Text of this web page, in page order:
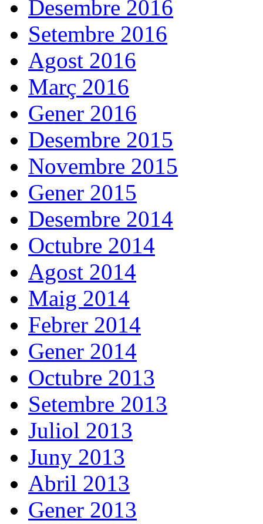
Desembre 2016
Setembre 2016
Agost 2016
Març 2016
Gener 2016
Desembre 2015
Novembre 2015
Gener 2015
Desembre 2014
Octubre 2014
Agost 2014
Maig 2014
Febrer 2014
Gener 2014
Octubre 2013
Setembre 2013
Juliol 2013
Juny 2013
Abril 2013
Gener 2013